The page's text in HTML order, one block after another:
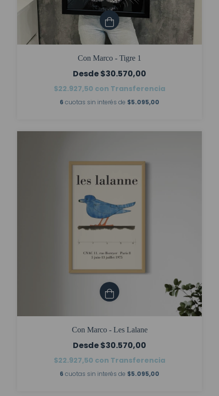
Con Marco - Tigre 1
$30.570,00
$22.927,50 con Transferencia
6 cuotas sin interés de $5.095,00
Con Marco - Les Lalane
$30.570,00
$22.927,50 con Transferencia
6 cuotas sin interés de $5.095,00